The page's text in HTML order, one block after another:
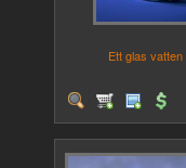
Ett glas vatten